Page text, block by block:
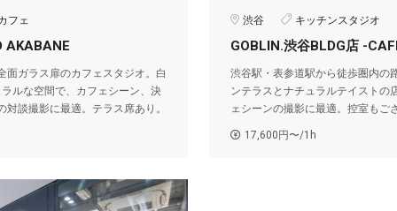
フェ
AKABANE
面ガラス扉のカフェスタジオ。白
ルな空間で、カフェシーン、決
対談撮影に最適。テラス席あり。
渋谷 キッチンスタジオ
GOBLIN.渋谷BLDG店 -
渋谷駅・表参道駅から徒歩圏内の
ンテラスとナチュラルテイストの
ェシーンの撮影に最適。控室もご
17,600円〜/1h